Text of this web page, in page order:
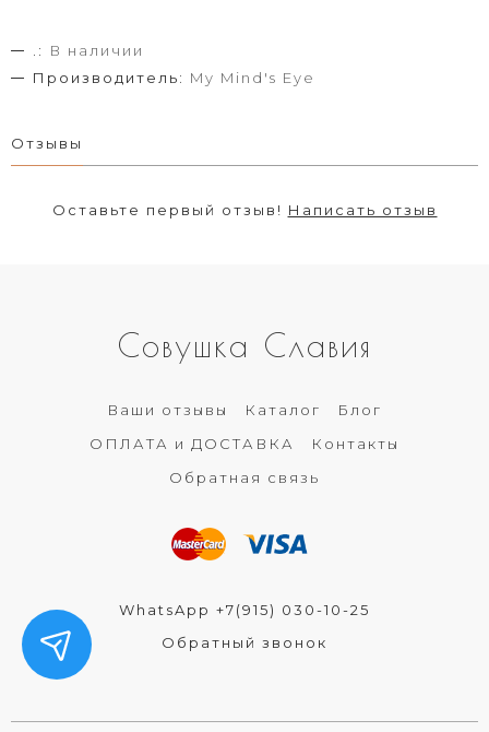
.:
В наличии
Производитель: My Mind's Eye
Отзывы
Оставьте первый отзыв! Написать отзыв
Совушка Славия
Ваши отзывы Каталог
Блог
ОПЛАТА и ДОСТАВКА
Контакты
Обратная связь
WhatsApp +7(915) 030-10-25
Обратный звонок